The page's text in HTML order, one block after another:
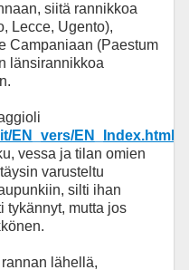
siitä rannikkoa
Lecce, Ugento),
Campaniaan (Paestum
länsirannikkoa
EN_vers/EN_Index.html
vessa ja tilan omien
varusteltu
silti ihan
tykännyt, mutta jos
lähellä,